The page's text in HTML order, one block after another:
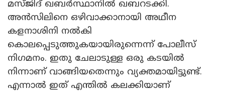
മസ്ജിദ് ഖബർസ്ഥാനിൽ ഖബറടക്കി.
അൻസിലിനെ ഒഴിവാക്കാനായി അഥീന
കളനാശിനി നൽകി
കൊലപ്പെടുത്തുകയായിരുന്നെന്ന് പോലീസ്
നിഗമനം. ഇതു ചേലാടുള്ള ഒരു കടയിൽ
നിന്നാണ് വാങ്ങിയതെന്നും വ്യക്തമായിട്ടുണ്ട്.
എന്നാൽ ഇത് എന്തിൽ കലക്കിയാണ്